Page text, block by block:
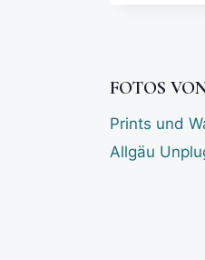
FOTOS
Prints und
Allgäu